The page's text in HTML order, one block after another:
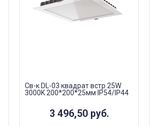
Св-к DL-03 квадрат встр 25W
3000K 200*200*25мм IP54/IP44
3 496,50 руб.